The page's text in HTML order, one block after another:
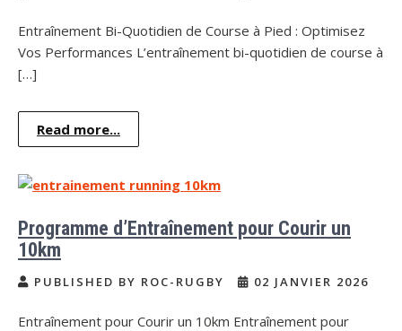
Entraînement Bi-Quotidien de Course à Pied : Optimisez
Vos Performances L’entraînement bi-quotidien de course à
[…]
Read more...
Programme d’Entraînement pour Courir un
10km
PUBLISHED BY ROC-RUGBY 02 JANVIER 2026
Entraînement pour Courir un 10km Entraînement pour